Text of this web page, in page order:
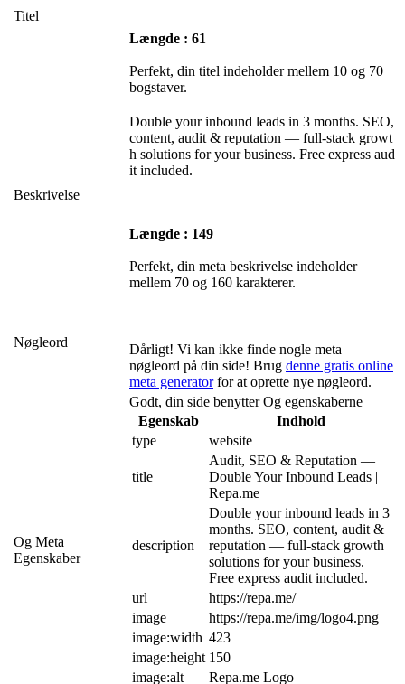
Titel
Længde : 61
Perfekt, din titel indeholder mellem 10 og 70
bogstaver.
Beskrivelse
Double your inbound leads in 3 months. SEO,
content, audit & reputation — full-stack growt
h solutions for your business. Free express aud
it included.
Længde : 149
Perfekt, din meta beskrivelse indeholder
mellem 70 og 160 karakterer.
Nøgleord
Dårligt! Vi kan ikke finde nogle meta
nøgleord på din side! Brug denne gratis online
meta generatorfor at oprette nye nøgleord.
Og Meta
Egenskaber
Godt, din side benytter Og egenskaberne
Egenskab
Indhold
type
website
title
Audit, SEO & Reputation —
Double Your Inbound Leads |
Repa.me
description
Double your inbound leads in 3
months. SEO, content, audit &
reputation — full-stack growth
solutions for your business.
Free express audit included.
url
https://repa.me/
image
https://repa.me/img/logo4.png
image:width 423
image:height 150
image:alt
Repa.me Logo